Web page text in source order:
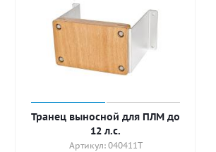
Транец выносной для ПЛМ до
12 л.с.
Артикул: 040411T